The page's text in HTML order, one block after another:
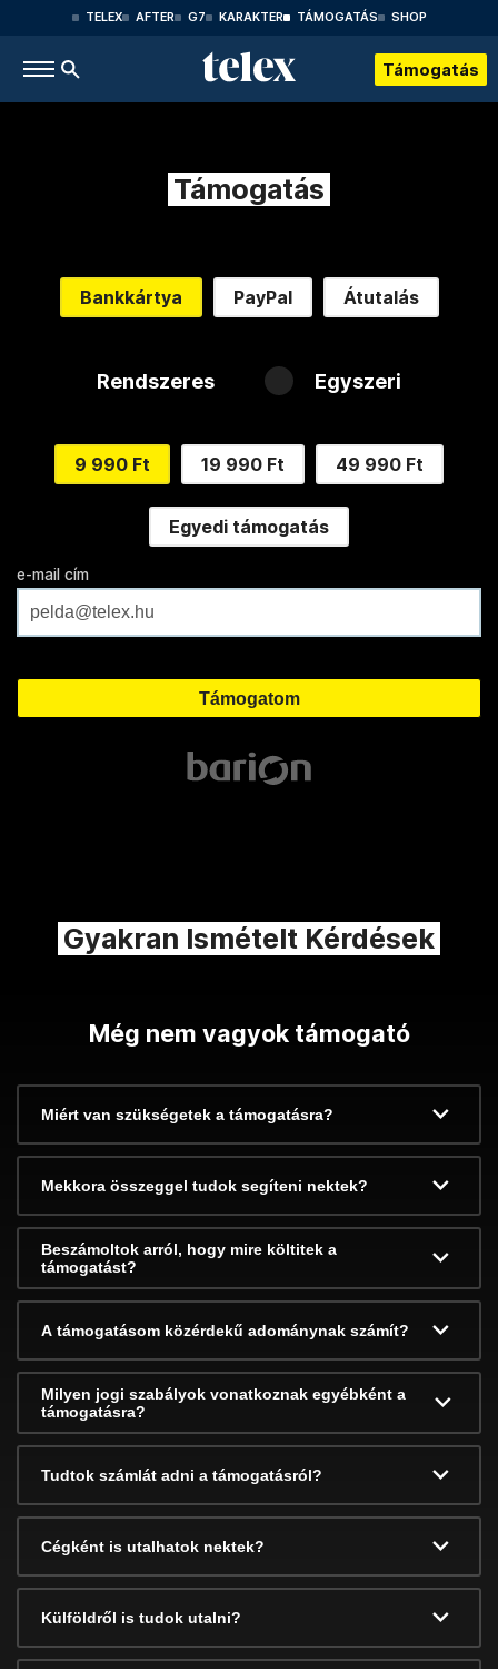
TELEX AFTER G7 KARAKTER TÁMOGATÁS SHOP
Támogatás
Támogatás
Bankkártya PayPal Átutalás
Rendszeres Egyszeri
9 990 Ft 19 990 Ft 49 990 Ft
Egyedi támogatás
e-mail cím
Gyakran Ismételt Kérdések
Még nem vagyok támogató
Miért van szükségetek a támogatásra?
Mekkora összeggel tudok segíteni nektek?
Beszámoltok arról, hogy mire költitek a
támogatást?
A támogatásom közérdekű adománynak számít?
Milyen jogi szabályok vonatkoznak egyébként a
támogatásra?
Tudtok számlát adni a támogatásról?
Cégként is utalhatok nektek?
Külföldről is tudok utalni?